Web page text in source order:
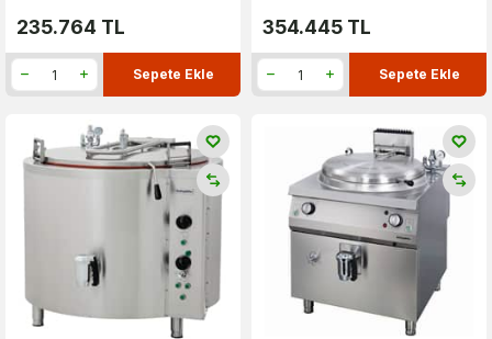
235.764 TL
Sepete Ekle
354.445 TL
Sepete Ekle